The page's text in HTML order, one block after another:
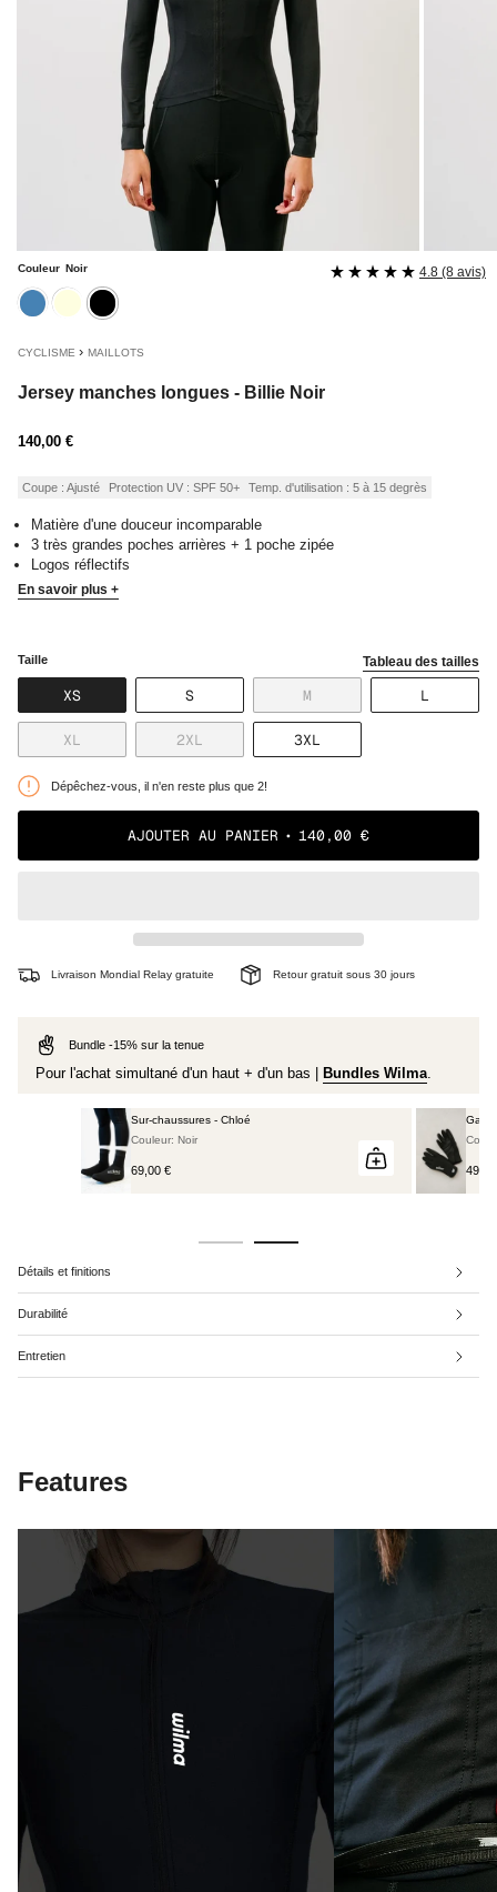
CYCLISME › MAILLOTS
Jersey manches longues - Billie Noir
4.8 (8 avis)
Prix
140,00 €
Coupe : Ajusté Protection UV : SPF 50+ Temp. d'utilisation : 5 à 15 degrès
Matière d'une douceur incomparable
3 très grandes poches arrières + 1 poche zipée
Logos réflectifs
En savoir plus +
Couleur Noir
bleu ecru noir
Taille Tableau des tailles
XSVARIANTE
ÉPUISÉE
SVARIANTE
ÉPUISÉE
OU
NON
M
ÉPUISÉE
OU
NON
L
ÉPUISÉE
XL
ÉPUISÉE
NON
DISPONIBLE
2XL
ÉPUISÉE
NON
DISPONIBLE
3XL
ÉPUISÉE
DISPONIBLE
Dépêchez-vous, il n'en reste plus que 2!
AJOUTER AU PANIER 140,00 €
Livraison Mondial Relay gratuite Retour gratuit sous 30 jours
Bundle -15% sur la tenue
Pour l'achat simultané d'un haut + d'un bas | Bundles Wilma
Détails et finitions
Durabilité
Entretien
Features